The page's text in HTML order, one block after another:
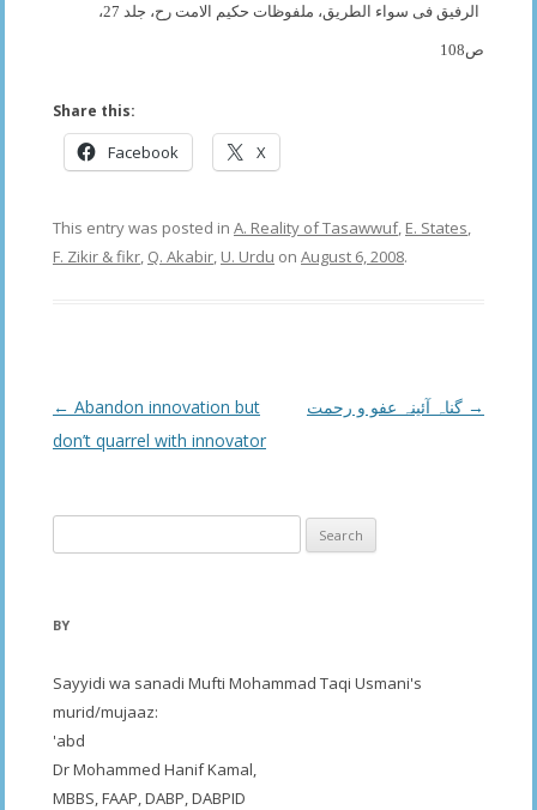
الرفیق فی سواء الطریق، ملفوظات حکیم الامت رح، جلد 27،
ص108
Share this:
Facebook X
This entry was posted in A. Reality of Tasawwuf, E. States,
F. Zikir & fikr, Q. Akabir, U. Urdu on August 6, 2008.
Post
navigation
← Abandon innovation but
don’t quarrel with innovator
→
for:
BY
Sayyidi wa sanadi Mufti Mohammad Taqi Usmani's
murid/mujaaz:
'abd
Dr Mohammed Hanif Kamal,
MBBS, FAAP, DABP, DABPID